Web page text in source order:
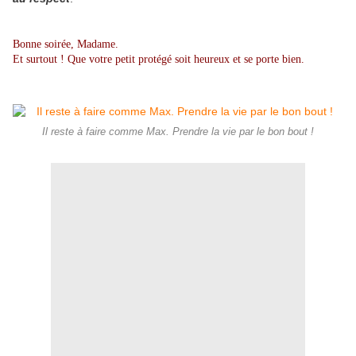
Bonne soirée, Madame.
Et surtout ! Que votre petit protégé soit heureux et se porte bien.
Il reste à faire comme Max. Prendre la vie par le bon bout !